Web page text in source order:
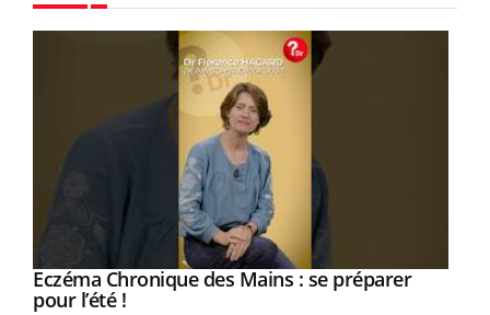
Youtube
Eczéma Chronique des Mains : se préparer
pour l’été !Youtube